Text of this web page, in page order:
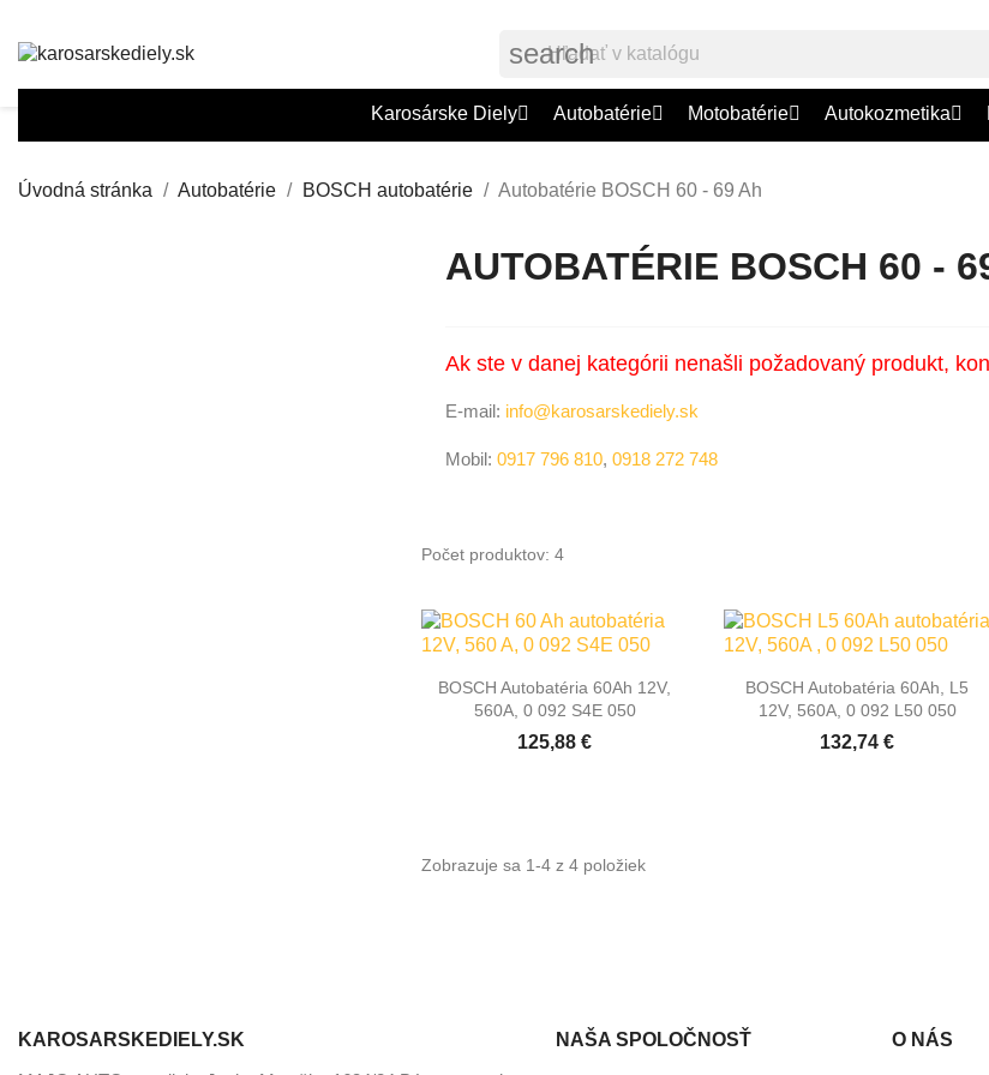
search
Karosárske Diely Autobatérie Motobatérie Autokozmetika
Úvodná stránka Autobatérie BOSCH autobatérie Autobatérie BOSCH 60 - 69 Ah
AUTOBATÉRIE BOSCH 60 -
Ak ste v danej kategórii nenašli požadovaný produkt,
E-mail: info@karosarskediely.sk
Mobil: 0917 796 810, 0918 272 748
Počet produktov: 4
 Rýchly náhľad
BOSCH Autobatéria 60Ah 12V,
560A, 0 092 S4E 050
125,88 €
 Rýchly náhľad
BOSCH Autobatéria 60Ah, L5
12V, 560A, 0 092 L50 050
132,74 €
Zobrazuje sa 1-4 z 4 položiek
KAROSARSKEDIELY.SK
NAŠA SPOLOČNOSŤ O NÁS